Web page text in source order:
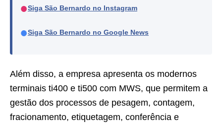
●Siga São Bernardo no Instagram
●Siga São Bernardo no Google News
Além disso, a empresa apresenta os modernos
terminais ti400 e ti500 com MWS, que permitem a
gestão dos processos de pesagem, contagem,
fracionamento, etiquetagem, conferência e